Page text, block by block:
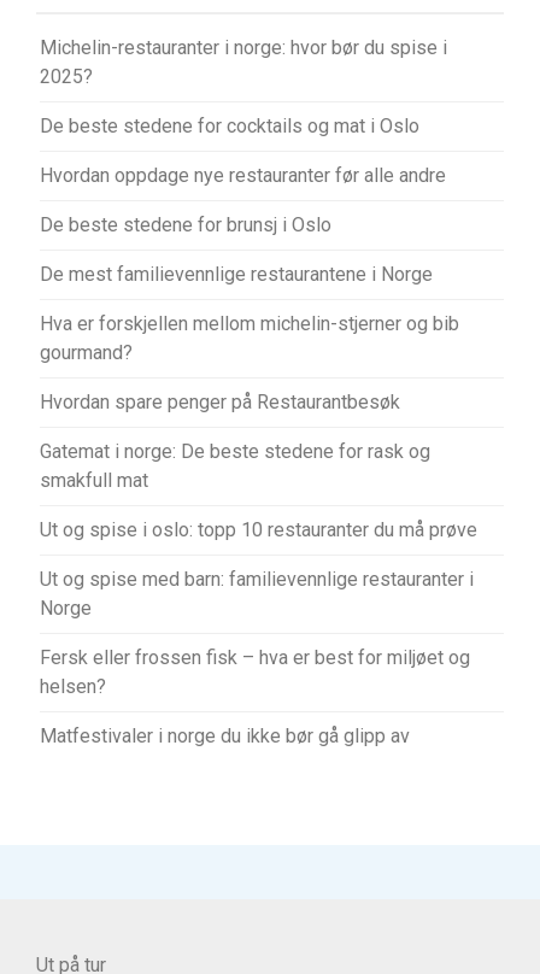
Michelin-restauranter i norge: hvor bør du spise i
2025?
De beste stedene for cocktails og mat i Oslo
Hvordan oppdage nye restauranter før alle andre
De beste stedene for brunsj i Oslo
De mest familievennlige restaurantene i Norge
Hva er forskjellen mellom michelin-stjerner og bib
gourmand?
Hvordan spare penger på Restaurantbesøk
Gatemat i norge: De beste stedene for rask og
smakfull mat
Ut og spise i oslo: topp 10 restauranter du må prøve
Ut og spise med barn: familievennlige restauranter i
Norge
Fersk eller frossen fisk – hva er best for miljøet og
helsen?
Matfestivaler i norge du ikke bør gå glipp av
Ut på tur